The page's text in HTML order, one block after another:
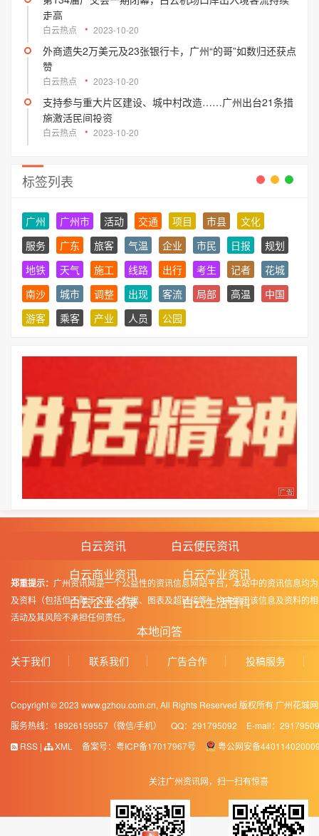
走高
白云热点 2023-10-20
外商遗失2万美元及23张银行卡，广州“的哥”如数归还获点
赞
白云热点 2023-10-20
支持参与重大片区建设、城中村改造……广州出台21条措
施激活民间投资
白云热点 2023-10-20
标签列表
广州 广州市 活动 交通 项目 市县
文化
服务
广东 旅客 气温 企业 市民 日报
规划
地铁
天气 施工 线路 出行 考生 记者
花城
南沙
城市 调整 出现 客流 局部 高温
中国
游客
乘客 产业 人员 公园
白云资讯
白云便民资讯
白云商业资讯
白云产业资讯
白云企业名录
白云生活百科
本地问答
郑重提示： 广州资讯网是一个公益性的资讯信息网站平台，本站中的资讯信息均
及资料（包括但不限于文字、数据、图表及超链接等）均来源于该信息及资料
活动及其风险不承担任何责任。
关于我们 联系我们 广告合作 投稿服务
Copyright © 2023 www.gzhou.com.cn, All Rights Reserved 版权所有 广州花城
服务热线：18926159557（微信/手机）
QQ：291795092
E-mail：
RSS | XML 备案号： 粤ICP备17017967号 粤公网安备
关注广州资讯网，扫一扫有惊喜